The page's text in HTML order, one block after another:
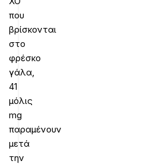
που
βρίσκονται
στο
φρέσκο
γάλα,
41
μόλις
mg
παραμένουν
μετά
την